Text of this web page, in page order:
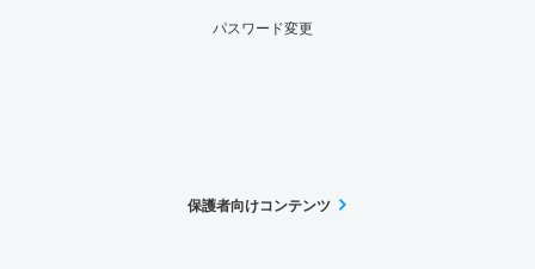
パスワード変更
保護者向けコンテンツ